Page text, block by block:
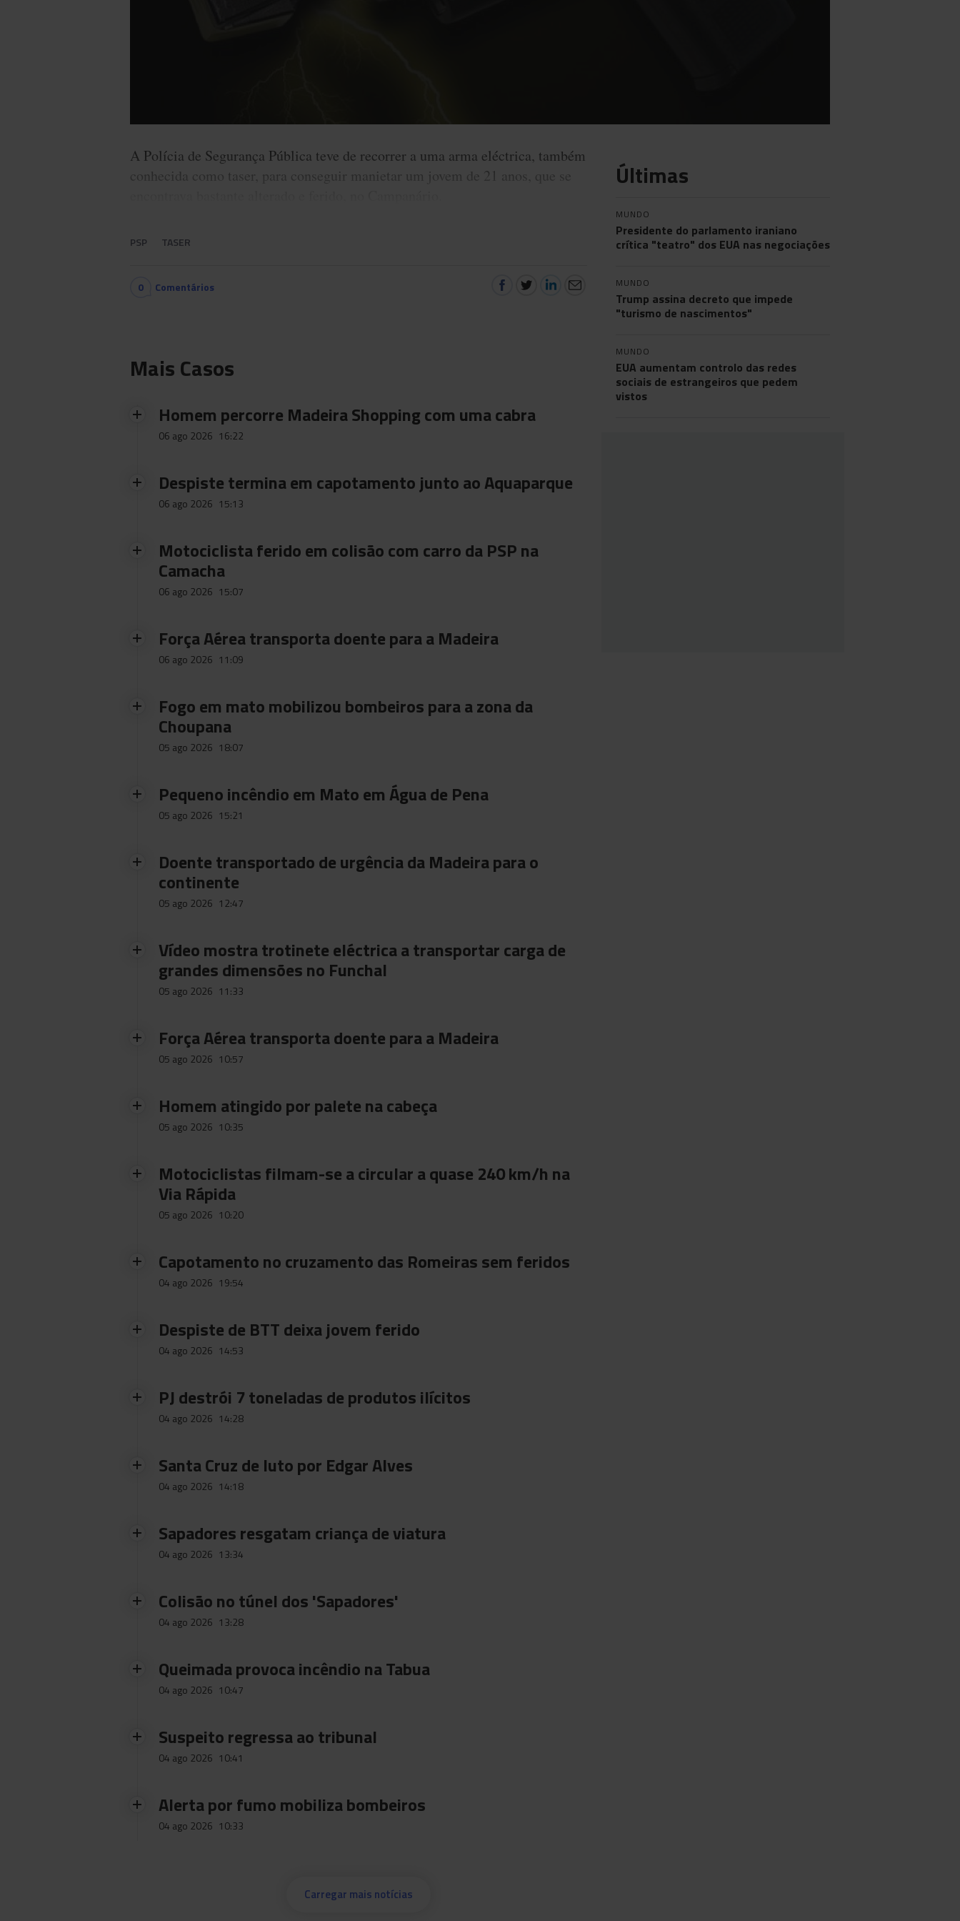
A Polícia de Segurança Pública teve de recorrer a uma arma eléctrica, também
conhecida como taser, para conseguir manietar um jovem de 21 anos, que se
PSP TASER
0 Comentários
Mais Casos
Homem percorre Madeira Shopping com uma cabra
06 ago 2026 16:22
Despiste termina em capotamento junto ao Aquaparque
06 ago 2026 15:13
Motociclista ferido em colisão com carro da PSP na
Camacha
06 ago 2026 15:07
Força Aérea transporta doente para a Madeira
06 ago 2026 11:09
Fogo em mato mobilizou bombeiros para a zona da
Choupana
05 ago 2026 18:07
Pequeno incêndio em Mato em Água de Pena
05 ago 2026 15:21
Doente transportado de urgência da Madeira para o
continente
05 ago 2026 12:47
Vídeo mostra trotinete eléctrica a transportar carga de
grandes dimensões no Funchal
05 ago 2026 11:33
Força Aérea transporta doente para a Madeira
05 ago 2026 10:57
Homem atingido por palete na cabeça
05 ago 2026 10:35
Motociclistas filmam-se a circular a quase 240 km/h na
Via Rápida
05 ago 2026 10:20
Capotamento no cruzamento das Romeiras sem feridos
04 ago 2026 19:54
Despiste de BTT deixa jovem ferido
04 ago 2026 14:53
PJ destrói 7 toneladas de produtos ilícitos
04 ago 2026 14:28
Santa Cruz de luto por Edgar Alves
04 ago 2026 14:18
Sapadores resgatam criança de viatura
04 ago 2026 13:34
Colisão no túnel dos 'Sapadores'
04 ago 2026 13:28
Queimada provoca incêndio na Tabua
04 ago 2026 10:47
Suspeito regressa ao tribunal
04 ago 2026 10:41
Alerta por fumo mobiliza bombeiros
04 ago 2026 10:33
Carregar mais notícias
Últimas
MUNDO
Presidente do parlamento iraniano
crítica "teatro" dos EUA nas negociações
MUNDO
Trump assina decreto que impede
"turismo de nascimentos"
MUNDO
EUA aumentam controlo das redes
sociais de estrangeiros que pedem
vistos